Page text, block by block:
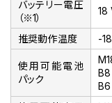
バッテリー電圧
（※1）
18
推奨動作温度 -
使用可能電池
パック
B8